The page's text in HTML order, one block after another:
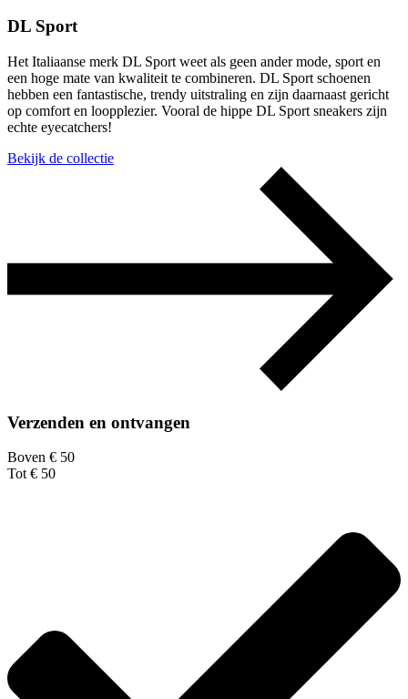
DL Sport
Het Italiaanse merk DL Sport weet als geen ander mode, sport en
een hoge mate van kwaliteit te combineren. DL Sport schoenen
hebben een fantastische, trendy uitstraling en zijn daarnaast gericht
op comfort en loopplezier. Vooral de hippe DL Sport sneakers zijn
echte eyecatchers!
Bekijk de collectie
Verzenden en ontvangen
Boven € 50
Tot € 50